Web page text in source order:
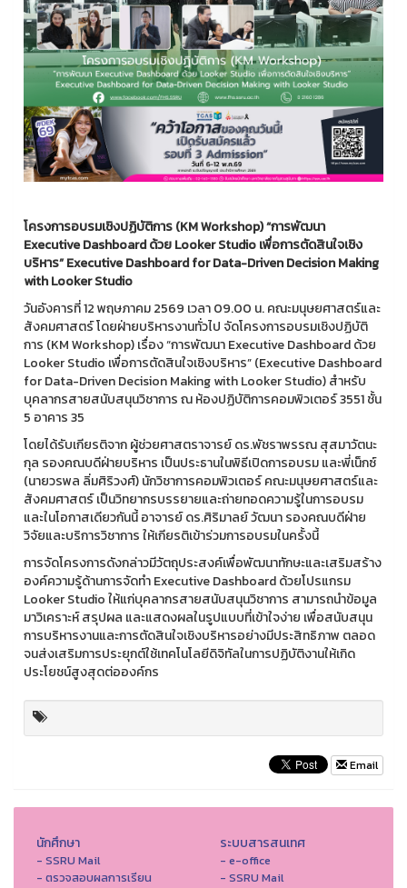
โครงการอบรมเชิงปฏิบัติการ (KM Workshop) “การพัฒนา
Executive Dashboard ด้วย Looker Studio เพื่อการตัดสินใจเชิง
บริหาร” Executive Dashboard for Data-Driven Decision Making
with Looker Studio
วันอังคารที่ 12 พฤษภาคม 2569 เวลา 09.00 น. คณะมนุษยศาสตร์และ
สังคมศาสตร์ โดยฝ่ายบริหารงานทั่วไป จัดโครงการอบรมเชิงปฏิบัติ
การ (KM Workshop) เรื่อง “การพัฒนา Executive Dashboard ด้วย
Looker Studio เพื่อการตัดสินใจเชิงบริหาร” (Executive Dashboard
for Data-Driven Decision Making with Looker Studio) สำหรับ
บุคลากรสายสนับสนุนวิชาการ ณ ห้องปฏิบัติการคอมพิวเตอร์ 3551 ชั้น
5 อาคาร 35
โดยได้รับเกียรติจาก ผู้ช่วยศาสตราจารย์ ดร.พัชราพรรณ สุสมาวัตนะ
กุล รองคณบดีฝ่ายบริหาร เป็นประธานในพิธีเปิดการอบรม และพี่เน็กซ์
(นายวรพล ลิ่มศิริวงศ์) นักวิชาการคอมพิวเตอร์ คณะมนุษยศาสตร์และ
สังคมศาสตร์ เป็นวิทยากรบรรยายและถ่ายทอดความรู้ในการอบรม
และในโอกาสเดียวกันนี้ อาจารย์ ดร.ศิริมาลย์ วัฒนา รองคณบดีฝ่าย
วิจัยและบริการวิชาการ ให้เกียรติเข้าร่วมการอบรมในครั้งนี้
การจัดโครงการดังกล่าวมีวัตถุประสงค์เพื่อพัฒนาทักษะและเสริมสร้าง
องค์ความรู้ด้านการจัดทำ Executive Dashboard ด้วยโปรแกรม
Looker Studio ให้แก่บุคลากรสายสนับสนุนวิชาการ สามารถนำข้อมูล
มาวิเคราะห์ สรุปผล และแสดงผลในรูปแบบที่เข้าใจง่าย เพื่อสนับสนุน
การบริหารงานและการตัดสินใจเชิงบริหารอย่างมีประสิทธิภาพ ตลอด
จนส่งเสริมการประยุกต์ใช้เทคโนโลยีดิจิทัลในการปฏิบัติงานให้เกิด
ประโยชน์สูงสุดต่อองค์กร
Email
นักศึกษา
- SSRU Mail
- ตรวจสอบผลการเรียน
ระบบสารสนเทศ
- e-office
- SSRU Mail